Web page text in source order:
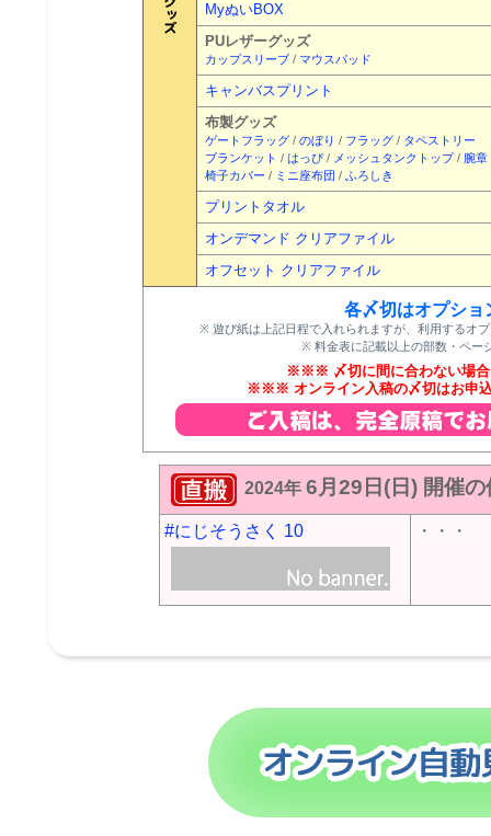
MyぬいBOX
PUレザーグッズ
カップスリーブ/ マウスパッド
キャンバスプリント
布製グッズ
ゲートフラッグ/ のぼり / フラッグ/ タペストリー
ブランケット / はっぴ/ メッシュタンクトップ/ 腕章
椅子カバー / ミニ座布団 / ふろしき
プリントタオル
オンデマンド クリアファイル
オフセット クリアファイル
各〆切はオプショ
※ 遊び紙は上記日程で入れられますが、利用するオ
※ 料金表に記載以上の部数・ペー
※※※ 〆切に間に合わない場
※※※ オンライン入稿の〆切はお申
2024年 6月29日(日) 開催
#にじそうさく 10 ・・・